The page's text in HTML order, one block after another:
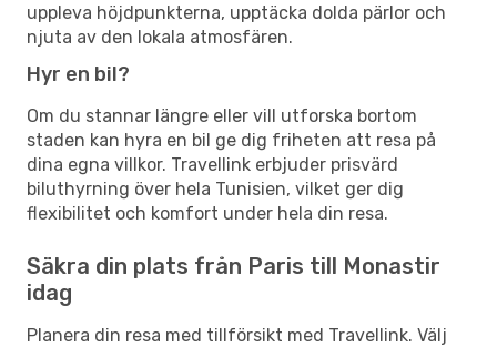
uppleva höjdpunkterna, upptäcka dolda pärlor och
njuta av den lokala atmosfären.
Hyr en bil?
Om du stannar längre eller vill utforska bortom
staden kan hyra en bil ge dig friheten att resa på
dina egna villkor. Travellink erbjuder prisvärd
biluthyrning över hela Tunisien, vilket ger dig
flexibilitet och komfort under hela din resa.
Säkra din plats från Paris till Monastir
idag
Planera din resa med tillförsikt med Travellink. Välj